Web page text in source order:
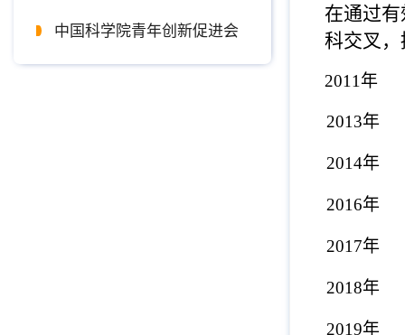
中国科学院青年创新促进会
在通过
科交叉
2011
2013
2014
2016
2017
2018
2019年